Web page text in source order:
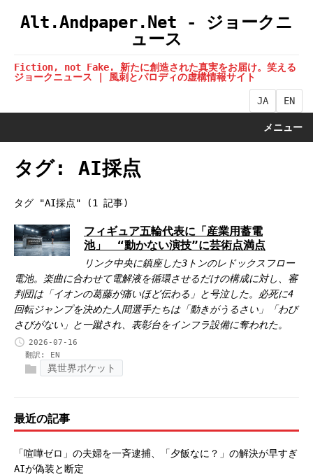
Alt.Andpaper.Net - ジョークニ
ュース
Fiction, not Fake. 新たに創造された真実をお届け。笑える
ジョークニュース | 風刺とパロディの虚構情報サイト
JA EN
メニュー
タグ: AI採点
タグ "AI採点" (1 記事)
フィギュア五輪代表に「産業用蓄電
池」 “動かない演技”に芸術点満点
リンク中央に鎮座した3トンのレドックスフロー
電池。楽曲に合わせて電解液を循環させるだけの構成に対し、審
判団は「イオンの葛藤が痛いほど伝わる」と号泣した。必死に4
回転ジャンプを決めた人間選手たちは「動きがうるさい」「わび
さびがない」と一蹴され、表彰台をインフラ設備に奪われた。
2026-07-16
翻訳: EN
異世界ポケット
最近の記事
「喧嘩ゼロ」の夫婦を一斉逮捕、「夕飯なに？」の解決が早すぎ
AIが偽装と断定